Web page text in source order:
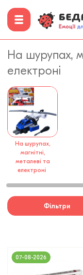
На шурупах,
електроні
На шурупах,
магнітні,
металеві та
електроні
Фільтри
07-08-2026